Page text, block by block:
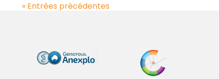
« Entrées précédentes